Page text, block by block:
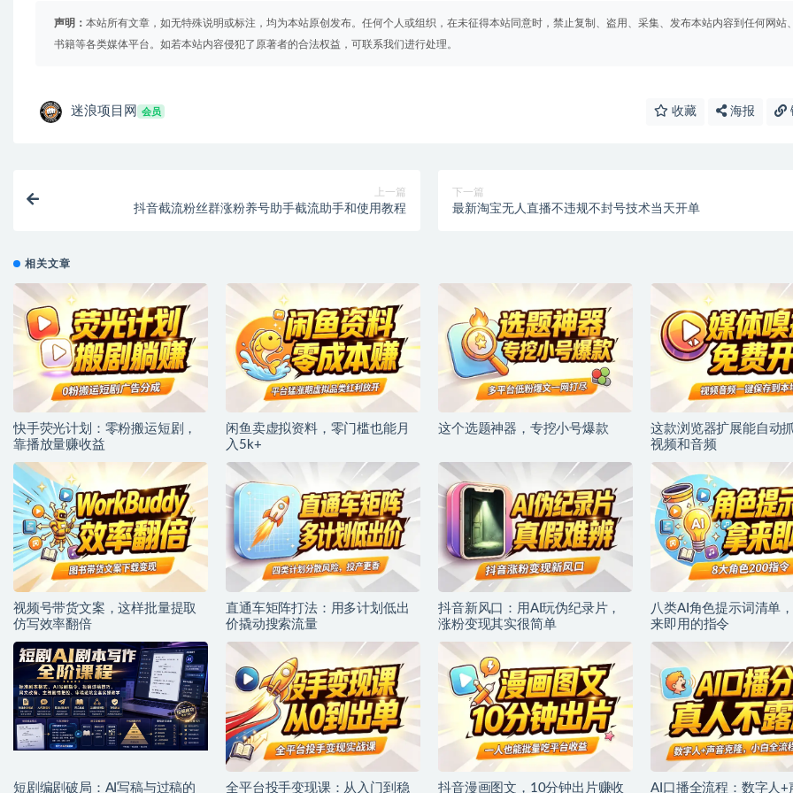
声明： 本站所有文章，如无特殊说明或标注，均为本站原创发布。任何个人或组织，在未征得本站同意时，禁止复制、盗用、采集、发布本站内容到任何网站
书籍等各类媒体平台。如若本站内容侵犯了原著者的合法权益，可联系我们进行处理。
迷浪项目网 会员 收藏 海报
上一篇
抖音截流粉丝群涨粉养号助手截流助手和使用教程
下一篇
最新淘宝无人直播不违规不封号技术当天开单
相关文章
快手荧光计划：零粉搬运短剧，
靠播放量赚收益
闲鱼卖虚拟资料，零门槛也能月
入5k+
这个选题神器，专挖小号爆款
这款浏览器扩展能自动
视频和音频
视频号带货文案，这样批量提取
仿写效率翻倍
直通车矩阵打法：用多计划低出
价撬动搜索流量
抖音新风口：用AI玩伪纪录片，
涨粉变现其实很简单
八类AI角色提示词清单
来即用的指令
短剧编剧破局：AI写稿与过稿的 全平台投手变现课：从入门到稳 抖音漫画图文，10分钟出片赚收 AI口播全流程：数字人+